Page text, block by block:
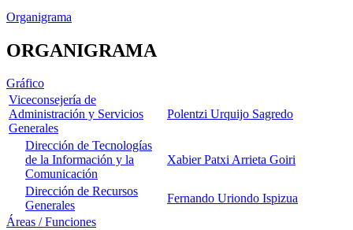
Organigrama
ORGANIGRAMA
Gráfico
Viceconsejería de
Administración y Servicios
Generales
Polentzi Urquijo Sagredo
Dirección de Tecnologías
de la Información y la
Comunicación
Xabier Patxi Arrieta Goiri
Dirección de Recursos
Generales
Fernando Uriondo Ispizua
Áreas / Funciones